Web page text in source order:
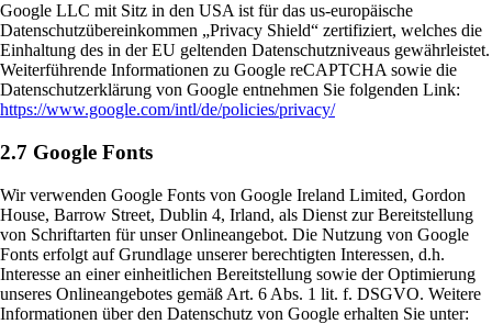
Google LLC mit Sitz in den USA ist für das us-europäische
Datenschutzübereinkommen „Privacy Shield“ zertifiziert, welches die
Einhaltung des in der EU geltenden Datenschutzniveaus gewährleistet.
Weiterführende Informationen zu Google reCAPTCHA sowie die
Datenschutzerklärung von Google entnehmen Sie folgenden Link:
https://www.google.com/intl/de/policies/privacy/
2.7 Google Fonts
Wir verwenden Google Fonts von Google Ireland Limited, Gordon
House, Barrow Street, Dublin 4, Irland, als Dienst zur Bereitstellung
von Schriftarten für unser Onlineangebot. Die Nutzung von Google
Fonts erfolgt auf Grundlage unserer berechtigten Interessen, d.h.
Interesse an einer einheitlichen Bereitstellung sowie der Optimierung
unseres Onlineangebotes gemäß Art. 6 Abs. 1 lit. f. DSGVO. Weitere
Informationen über den Datenschutz von Google erhalten Sie unter: